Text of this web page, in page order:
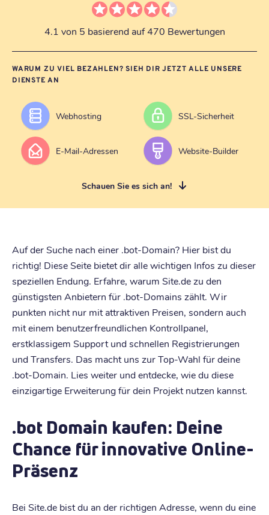
4.1 von 5 basierend auf 470 Bewertungen
WARUM ZU VIEL BEZAHLEN? SIEH DIR JETZT ALLE UNSERE
DIENSTE AN
Webhosting SSL-Sicherheit
E-Mail-Adressen Website-Builder
Schauen Sie es sich an!
Auf der Suche nach einer .bot-Domain? Hier bist du
richtig! Diese Seite bietet dir alle wichtigen Infos zu dieser
speziellen Endung. Erfahre, warum Site.de zu den
günstigsten Anbietern für .bot-Domains zählt. Wir
punkten nicht nur mit attraktiven Preisen, sondern auch
mit einem benutzerfreundlichen Kontrollpanel,
erstklassigem Support und schnellen Registrierungen
und Transfers. Das macht uns zur Top-Wahl für deine
.bot-Domain. Lies weiter und entdecke, wie du diese
einzigartige Erweiterung für dein Projekt nutzen kannst.
.bot Domain kaufen: Deine
Chance für innovative Online-
Präsenz
Bei Site.de bist du an der richtigen Adresse, wenn du eine